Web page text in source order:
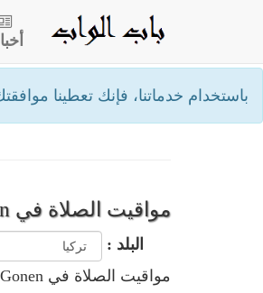
باستخدام خدماتنا، فإنك تعطينا
مواقيت الصلاة في Gonen- تركيا
البلد :
مواقيت الصلاة في Gonen, تركيا